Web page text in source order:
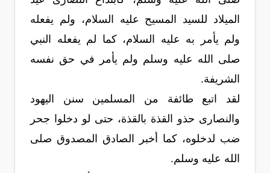
الميلاد للسيد المسيح عليه السلام، ولم يفعله
ولم يأمر به عليه السلام، كما لم يفعله النبي
صلى الله عليه وسلم ولم يأمر في حق نفسه
الشريفة.
لقد اتبع طائفة من المسلمين سنن اليهود
والنصارى حذو القذة بالقذة، حتى لو دخلوا جحر
ضب لدخلوه، كما أخبر الصادق المصدوق صلى
الله عليه وسلم.